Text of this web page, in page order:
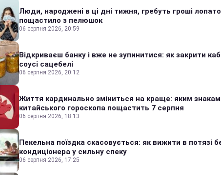
Люди, народжені в ці дні тижня, гребуть гроші
пощастило з пелюшок
06 серпня 2026, 20:59
Відкриваєш банку і вже не зупинитися: як закрити
соусі сацебелі
06 серпня 2026, 20:12
Життя кардинально зміниться на краще: яким знакам
китайського гороскопа пощастить 7 серпня
06 серпня 2026, 18:13
Пекельна поїздка скасовується: як вижити в потязі
кондиціонера у сильну спеку
06 серпня 2026, 17:25